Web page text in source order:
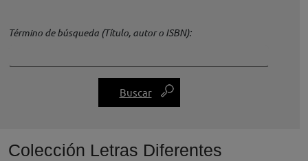
Término de búsqueda (Título, autor o ISBN)
Colección Letras Diferentes